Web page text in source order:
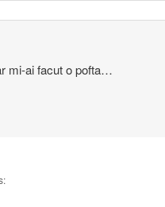
mi-ai facut o pofta…